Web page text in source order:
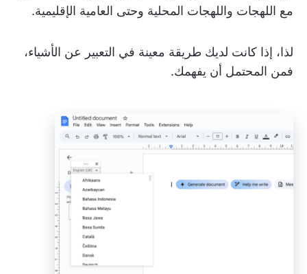
مع اللهجات واللهجات المحلية وحتى العامية الإقليمية.
لذا، إذا كانت لديك طريقة معينة في التعبير عن الأشياء،
فمن المحتمل أن يفهمك.